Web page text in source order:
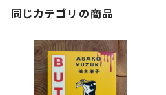
同じカテゴリの商品